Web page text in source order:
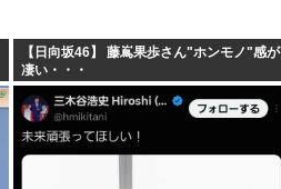
【日向坂46】 藤嶌果歩さん"ホンモノ"感が
凄い・・・